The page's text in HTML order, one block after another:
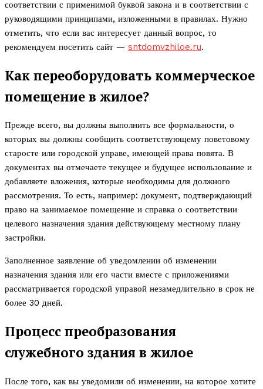
соответствии с применимой буквой закона и в соответствии с
руководящими принципами, изложенными в правилах. Нужно
отметить, что если вас интересует данный вопрос, то
рекомендуем посетить сайт — sntdomvzhiloe.ru.
Как переоборудовать коммерческое
помещение в жилое?
Прежде всего, вы должны выполнить все формальности, о
которых вы должны сообщить соответствующему поветовому
старосте или городской управе, имеющей права повята. В
документах вы отмечаете текущее и будущее использование и
добавляете вложения, которые необходимы для должного
рассмотрения. То есть, например: документ, подтверждающий
право на занимаемое помещение и справка о соответствии
целевого назначения здания действующему местному плану
застройки.
Заполненное заявление об уведомлении об изменении
назначения здания или его части вместе с приложениями
рассматривается городской управой незамедлительно в срок не
более 30 дней.
Процесс преобразования
служебного здания в жилое
После того, как вы уведомили об изменении, на которое хотите